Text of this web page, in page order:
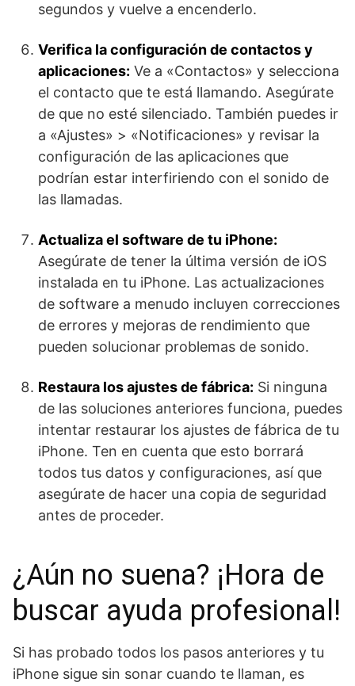
segundos y vuelve a encenderlo.
Verifica la configuración de contactos y
aplicaciones: Ve a «Contactos» y selecciona
el contacto que te está llamando. Asegúrate
de que no esté silenciado. También puedes ir
a «Ajustes» > «Notificaciones» y revisar la
configuración de las aplicaciones que
podrían estar interfiriendo con el sonido de
las llamadas.
Actualiza el software de tu iPhone:
Asegúrate de tener la última versión de iOS
instalada en tu iPhone. Las actualizaciones
de software a menudo incluyen correcciones
de errores y mejoras de rendimiento que
pueden solucionar problemas de sonido.
Restaura los ajustes de fábrica: Si ninguna
de las soluciones anteriores funciona, puedes
intentar restaurar los ajustes de fábrica de tu
iPhone. Ten en cuenta que esto borrará
todos tus datos y configuraciones, así que
asegúrate de hacer una copia de seguridad
antes de proceder.
¿Aún no suena? ¡Hora de
buscar ayuda profesional!
Si has probado todos los pasos anteriores y tu
iPhone sigue sin sonar cuando te llaman, es